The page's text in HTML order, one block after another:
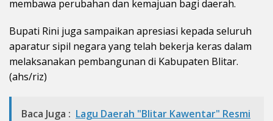
membawa perubahan dan kemajuan bagi daerah.
Bupati Rini juga sampaikan apresiasi kepada seluruh
aparatur sipil negara yang telah bekerja keras dalam
melaksanakan pembangunan di Kabupaten Blitar.
(ahs/riz)
Baca Juga : Lagu Daerah "Blitar Kawentar" Resmi